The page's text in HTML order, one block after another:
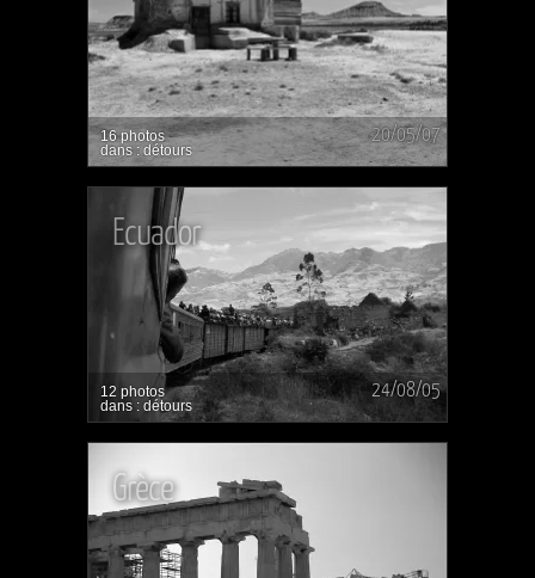
20/05/07
16 photos
dans : détours
Ecuador
24/08/05
12 photos
dans : détours
Grèce